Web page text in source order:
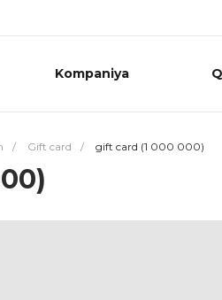
Kompaniya
/ Gift card / gift card (1 000 000)